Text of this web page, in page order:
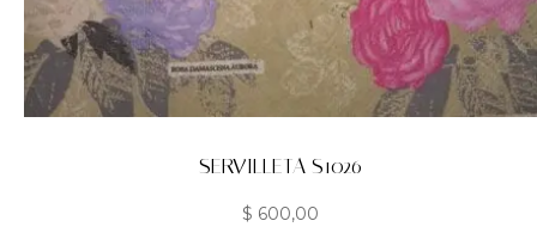
SERVILLETA S1026
$ 600,00